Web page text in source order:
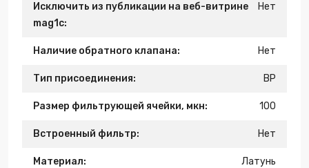
Исключить из публикации на веб-витрине
mag1c:
Нет
Наличие обратного клапана: Нет
Тип присоединения: ВР
Размер фильтрующей ячейки, мкн: 100
Встроенный фильтр: Нет
Материал: Латунь